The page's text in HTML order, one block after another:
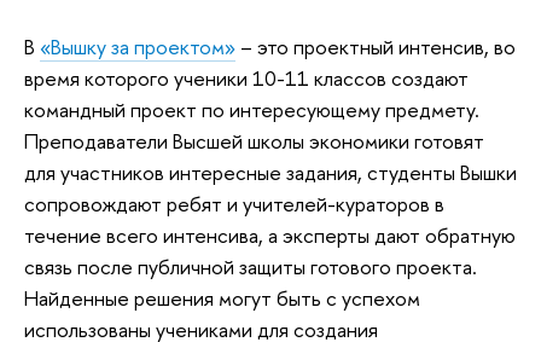
В «Вышку за проектом» – это проектный интенсив, во
время которого ученики 10-11 классов создают
командный проект по интересующему предмету.
Преподаватели Высшей школы экономики готовят
для участников интересные задания, студенты Вышки
сопровождают ребят и учителей-кураторов в
течение всего интенсива, а эксперты дают обратную
связь после публичной защиты готового проекта.
Найденные решения могут быть с успехом
использованы учениками для создания